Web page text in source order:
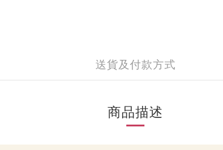
送貨及付款方式
商品描述